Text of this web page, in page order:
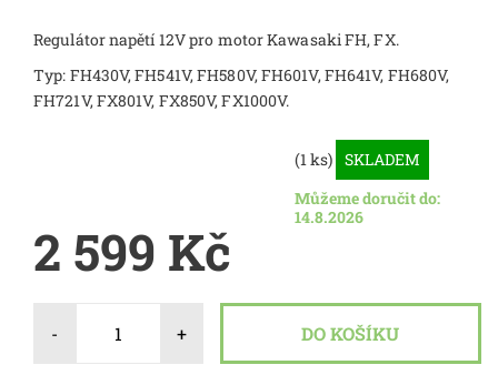
Regulátor napětí 12V pro motor Kawasaki FH, FX.
Typ: FH430V, FH541V, FH580V, FH601V, FH641V, FH680V, ​​​​
FH721V, FX801V, FX850V, FX1000V.
(1 ks) SKLADEM
Můžeme doručit do:
14.8.2026
2 599 Kč
- +